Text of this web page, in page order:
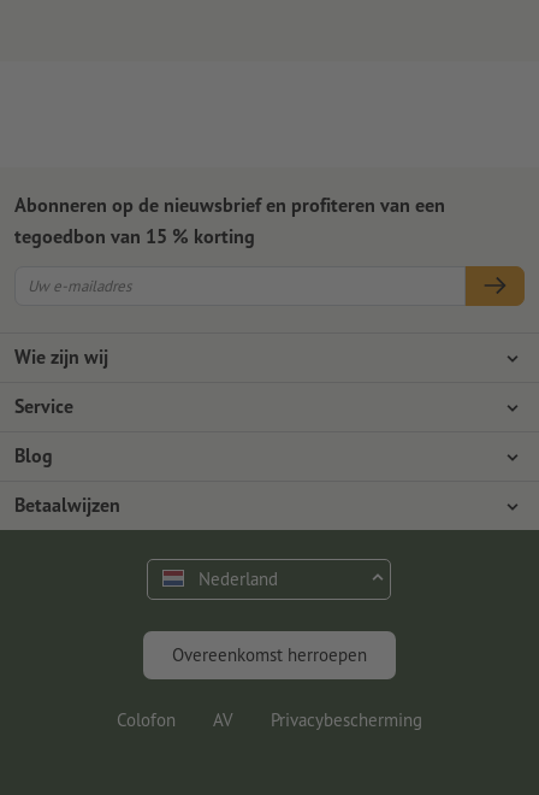
Wie zijn wij
Ondernemingen
Milieubescherming
Service
Betaalwijzen
Verzending
Premium programma
Blog
Photoshop-tutorials
Gratis lettertypes en fonts
Marketing en insights
Betaalwijzen
Abonneren op de nieuwsbrief en profiteren van een
tegoedbon van 15 % korting
Nederland
Overeenkomst herroepen
Colofon AV Privacybescherming